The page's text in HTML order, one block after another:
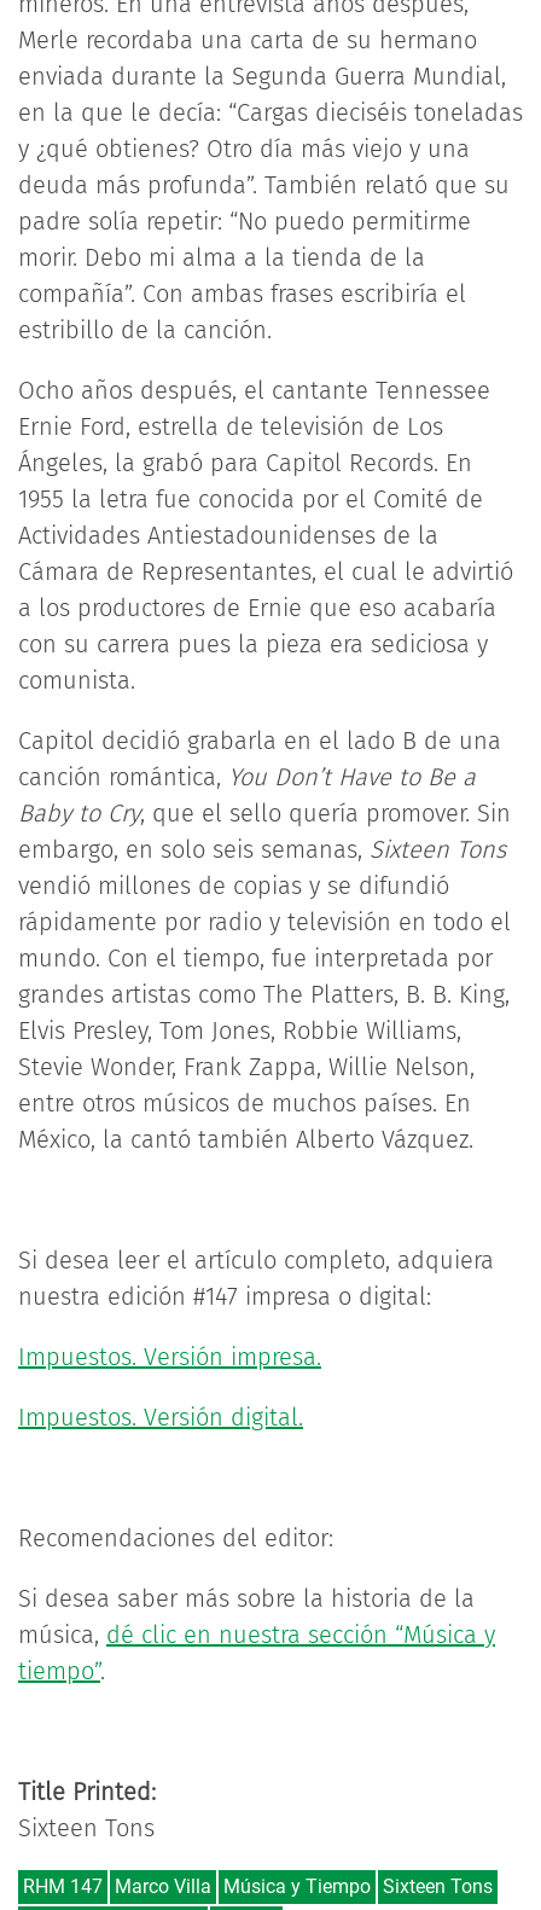
Merle recordaba una carta de su hermano
enviada durante la Segunda Guerra Mundial,
en la que le decía: “Cargas dieciséis toneladas
y ¿qué obtienes? Otro día más viejo y una
deuda más profunda”. También relató que su
padre solía repetir: “No puedo permitirme
morir. Debo mi alma a la tienda de la
compañía”. Con ambas frases escribiría el
estribillo de la canción.
Ocho años después, el cantante Tennessee
Ernie Ford, estrella de televisión de Los
Ángeles, la grabó para Capitol Records. En
1955 la letra fue conocida por el Comité de
Actividades Antiestadounidenses de la
Cámara de Representantes, el cual le advirtió
a los productores de Ernie que eso acabaría
con su carrera pues la pieza era sediciosa y
comunista.
Capitol decidió grabarla en el lado B de una
canción romántica, You Don’t Have to Be a
Baby to Cry, que el sello quería promover. Sin
embargo, en solo seis semanas, Sixteen Tons
vendió millones de copias y se difundió
rápidamente por radio y televisión en todo el
mundo. Con el tiempo, fue interpretada por
grandes artistas como The Platters, B. B. King,
Elvis Presley, Tom Jones, Robbie Williams,
Stevie Wonder, Frank Zappa, Willie Nelson,
entre otros músicos de muchos países. En
México, la cantó también Alberto Vázquez.
Si desea leer el artículo completo, adquiera
nuestra edición #147 impresa o digital:
Impuestos. Versión impresa.
Impuestos. Versión digital.
Recomendaciones del editor:
Si desea saber más sobre la historia de la
música, dé clic en nuestra sección “Música y
tiempo”.
Title Printed:
Sixteen Tons
RHM 147 Marco Villa Música y Tiempo Sixteen Tons